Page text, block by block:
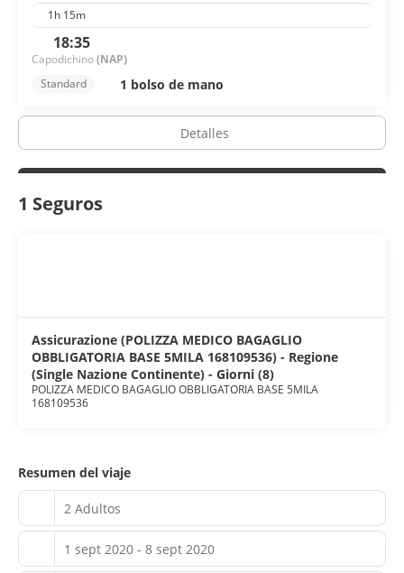
1h 15m
18:35
Capodichino(NAP)
Standard
1 bolso de mano
Detalles
1 Seguros
Assicurazione (POLIZZA MEDICO BAGAGLIO
OBBLIGATORIA BASE 5MILA 168109536) - Regione
(Single Nazione Continente) - Giorni (8)
POLIZZA MEDICO BAGAGLIO OBBLIGATORIA BASE 5MILA
168109536
Resumen del viaje
2 Adultos
1 sept 2020 - 8 sept 2020